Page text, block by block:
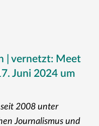
| vernetzt: Meet
Juni 2024 um
2008 unter
Journalismus und